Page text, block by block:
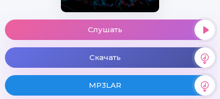
Слушать
Скачать
MP3LAR